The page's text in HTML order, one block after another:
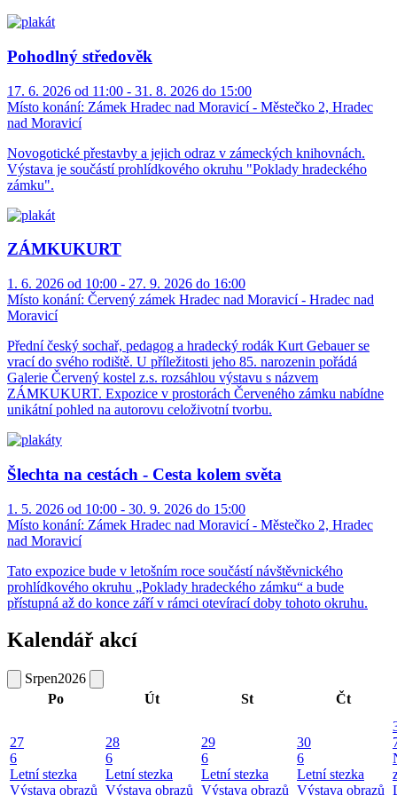
Pohodlný středověk
17. 6. 2026 od 11:00 - 31. 8. 2026 do 15:00
Místo konání: Zámek Hradec nad Moravicí - Městečko 2, Hradec
nad Moravicí
Novogotické přestavby a jejich odraz v zámeckých knihovnách.
Výstava je součástí prohlídkového okruhu "Poklady hradeckého
zámku".
ZÁMKUKURT
1. 6. 2026 od 10:00 - 27. 9. 2026 do 16:00
Místo konání: Červený zámek Hradec nad Moravicí - Hradec nad
Moravicí
Přední český sochař, pedagog a hradecký rodák Kurt Gebauer se
vrací do svého rodiště. U příležitosti jeho 85. narozenin pořádá
Galerie Červený kostel z.s. rozsáhlou výstavu s názvem
ZÁMKUKURT. Expozice v prostorách Červeného zámku nabídne
unikátní pohled na autorovu celoživotní tvorbu.
Šlechta na cestách - Cesta kolem světa
1. 5. 2026 od 10:00 - 30. 9. 2026 do 15:00
Místo konání: Zámek Hradec nad Moravicí - Městečko 2, Hradec
nad Moravicí
Tato expozice bude v letošním roce součástí návštěvnického
prohlídkového okruhu „Poklady hradeckého zámku“ a bude
přístupná až do konce září v rámci otevírací doby tohoto okruhu.
Kalendář akcí
Srpen2026
Po
Út St Čt
27
6
Letní stezka
Výstava obrazů
28
6
Letní stezka
Výstava obrazů
29
6
Letní stezka
Výstava obrazů
30
6
Letní stezka
Výstava obrazů